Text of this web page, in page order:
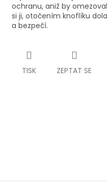
ochranu, aniž by
si ji, otočením knoflíku
a bezpečí.
TISK ZEPTAT SE